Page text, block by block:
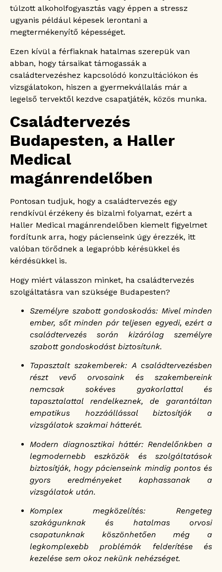
túlzott alkoholfogyasztás vagy éppen a stressz
ugyanis például képesek lerontani a
megtermékenyítő képességet.
Ezen kívül a férfiaknak hatalmas szerepük van
abban, hogy társaikat támogassák a
családtervezéshez kapcsolódó konzultációkon és
vizsgálatokon, hiszen a gyermekvállalás már a
legelső tervektől kezdve csapatjáték, közös munka.
Családtervezés
Budapesten, a Haller
Medical
magánrendelőben
Pontosan tudjuk, hogy a családtervezés egy
rendkívül érzékeny és bizalmi folyamat, ezért a
Haller Medical magánrendelőben kiemelt figyelmet
fordítunk arra, hogy pácienseink úgy érezzék, itt
valóban törődnek a legapróbb kérésükkel és
kérdésükkel is.
Hogy miért válasszon minket, ha családtervezés
szolgáltatásra van szüksége Budapesten?
Személyre szabott gondoskodás: Mivel minden
ember, sőt minden pár teljesen egyedi, ezért a
családtervezés során kizárólag személyre
szabott gondoskodást biztosítunk.
Tapasztalt szakemberek: A családtervezésben
részt vevő orvosaink és szakembereink
nemcsak sokéves gyakorlattal és
tapasztalattal rendelkeznek, de garantáltan
empatikus hozzáállással biztosítják a
vizsgálatok szakmai hátterét.
Modern diagnosztikai háttér: Rendelőnkben a
legmodernebb eszközök és szolgáltatások
biztosítják, hogy pácienseink mindig pontos és
gyors eredményeket kaphassanak a
vizsgálatok után.
Komplex megközelítés: Rengeteg
szakágunknak és hatalmas orvosi
csapatunknak köszönhetően még a
legkomplexebb problémák felderítése és
kezelése sem okoz nekünk nehézséget.